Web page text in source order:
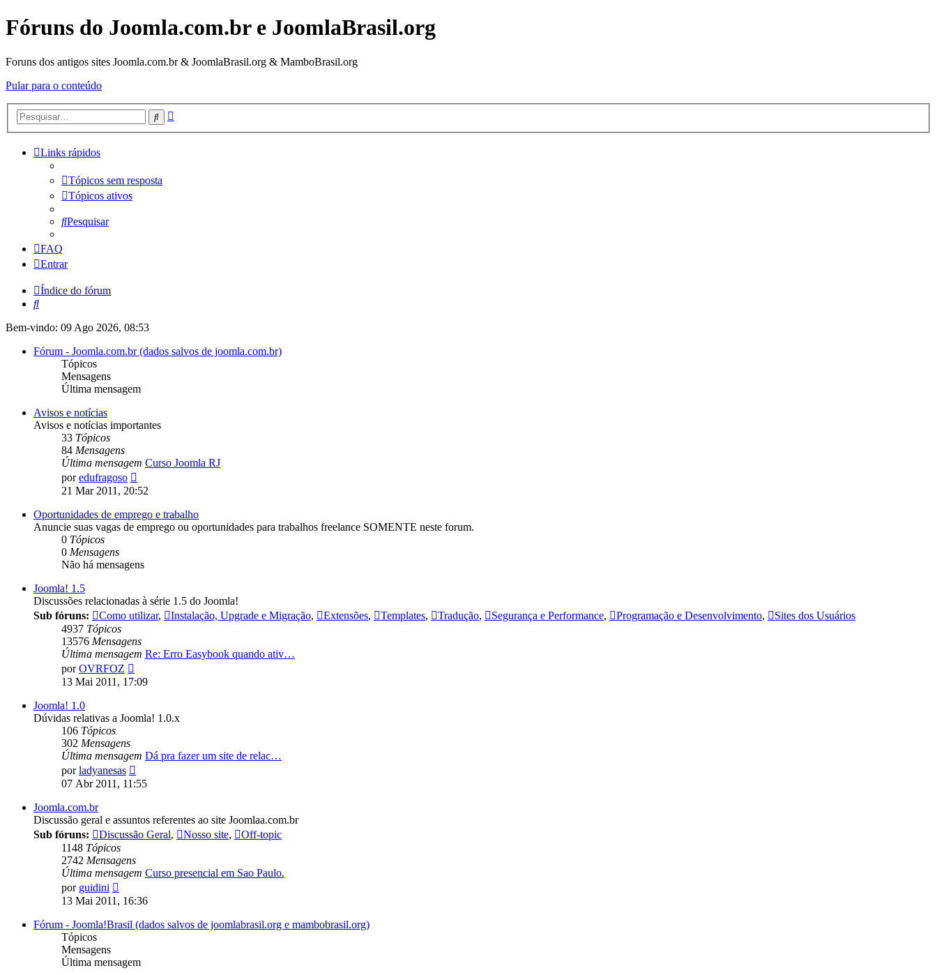
Fóruns do Joomla.com.br e JoomlaBrasil.org
Foruns dos antigos sites Joomla.com.br & JoomlaBrasil.org & MamboBrasil.org
Pular para o conteúdo
Pesquisar
Links rápidos
Tópicos sem resposta
Tópicos ativos
Pesquisar
FAQ
Entrar
Índice do fórum
Pesquisar
Bem-vindo: 09 Ago 2026, 08:53
Fórum - Joomla.com.br (dados salvos de joomla.com.br)
Tópicos
Mensagens
Última mensagem
Avisos e notícias
Avisos e notícias importantes
33 Tópicos
84 Mensagens
Última mensagem Curso Joomla RJ
poredufragoso
última
21 Mar 2011, 20:52
Oportunidades de emprego e trabalho
Anuncie suas vagas de emprego ou oportunidades para trabalhos freelance SOMENTE neste forum.
0 Tópicos
0 Mensagens
Não há mensagens
Joomla! 1.5
Discussões relacionadas à série 1.5 do Joomla!
Sub fóruns:
Como utilizar, Instalação, Upgrade e Migração, Extensões, Templates, Tradução, Segurança e Performance, Programação e Desenvolvimento,
Sites dos Usuários
4937 Tópicos
13576 Mensagens
Última mensagem Re: Erro Easybook quando ativ…
porOVRFOZ
última
13 Mai 2011, 17:09
Joomla! 1.0
Dúvidas relativas a Joomla! 1.0.x
106 Tópicos
302 Mensagens
Última mensagem Dá pra fazer um site de relac…
porladyanesas
última
07 Abr 2011, 11:55
Joomla.com.br
Discussão geral e assuntos referentes ao site Joomlaa.com.br
Sub fóruns:
Discussão Geral, Nosso site,
Off-topic
1148 Tópicos
2742 Mensagens
Última mensagem Curso presencial em Sao Paulo.
por guidini
última
13 Mai 2011, 16:36
Fórum - Joomla!Brasil (dados salvos de joomlabrasil.org e mambobrasil.org)
Tópicos
Mensagens
Última mensagem